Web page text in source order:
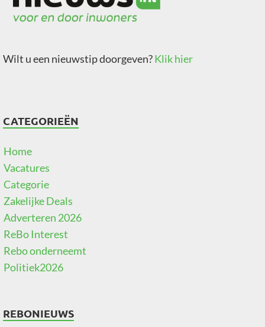
Wilt u een nieuwstip doorgeven?Klik hier
CATEGORIEËN
Home
Vacatures
Categorie
Zakelijke Deals
Adverteren 2026
ReBo Interest
Rebo onderneemt
Politiek2026
REBONIEUWS